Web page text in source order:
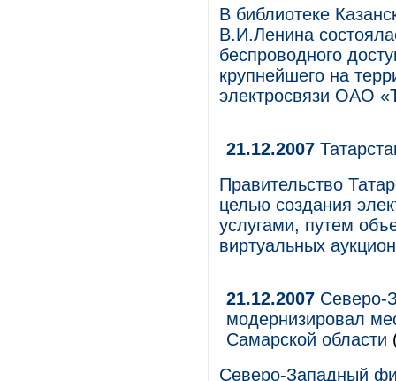
В библиотеке
В.И.Ленина
беспроводного
крупнейшего на
электросвязи ОАО
21.12.2007
Правительство
целью создания
услугами, путем
виртуальных
21.12.2007 Северо-
модернизировал
Самарской области
Северо-Западный